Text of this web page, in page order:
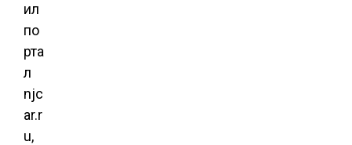
ил
по
рта
л
njc
ar.r
u,